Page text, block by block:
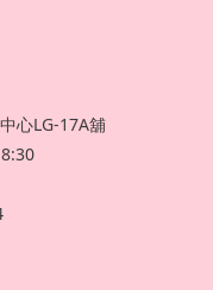
心LG-17A舖